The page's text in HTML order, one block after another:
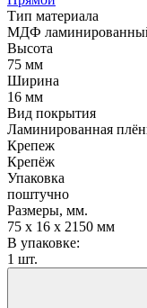
Тип материала
МДФ
Высота
75 мм
Ширина
16 мм
Вид покрытия
Ламинированная
Крепеж
Крепёж
Упаковка
поштучно
Размеры, мм.
75 х 16 х 2150 мм
В упаковке:
1 шт.